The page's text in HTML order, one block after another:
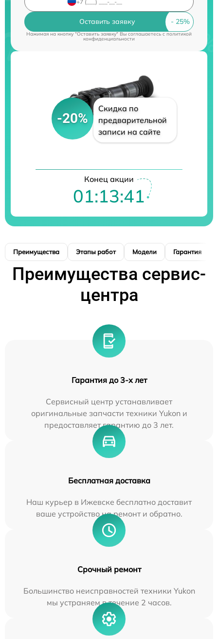
Оставить заявку
Нажимая на кнопку "Оставить заявку" Вы соглашаетесь cполитикой
конфиденциальности
-20%
Скидка по
предварительной
записи на сайте
Конец акции
01:13:40
Преимущества Этапы работ Модели Гарантия
Преимущества сервис-
центра
Гарантия до 3-х лет
Сервисный центр устанавливает
оригинальные запчасти техники Yukon и
предоставляет гарантию до 3 лет.
Бесплатная доставка
Наш курьер в Ижевске бесплатно доставит
ваше устройство на ремонт и обратно.
Срочный ремонт
Большинство неисправностей техники Yukon
мы устраняем в течение 2 часов.